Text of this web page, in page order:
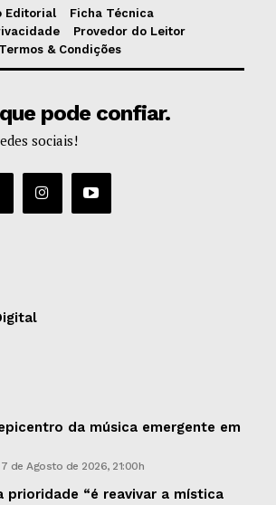
Editorial
Ficha Técnica
Provedor do Leitor
Termos & Condições
pode confiar.
sociais!
da música emergente em
7 de Agosto de 2026, 21:00h
prioridade “é reavivar a mística